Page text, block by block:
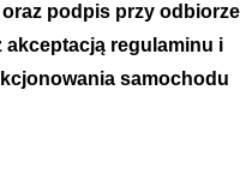
podpis przy odbiorze
akceptacją regulaminu i
samochodu